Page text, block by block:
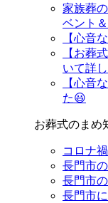
家族葬
ベント
【心音
【お葬
いて詳
【心音
た😃
お葬式のまめ
コロナ
長門市
長門市
長門市